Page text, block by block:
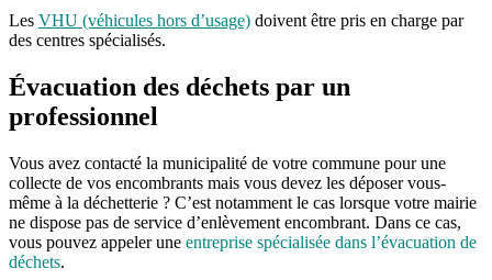
Les VHU (véhicules hors d’usage) doivent être pris en charge par
des centres spécialisés.
Évacuation des déchets par un
professionnel
Vous avez contacté la municipalité de votre commune pour une
collecte de vos encombrants mais vous devez les déposer vous-
même à la déchetterie ? C’est notamment le cas lorsque votre mairie
ne dispose pas de service d’enlèvement encombrant. Dans ce cas,
vous pouvez appeler une entreprise spécialisée dans l’évacuation de
déchets.